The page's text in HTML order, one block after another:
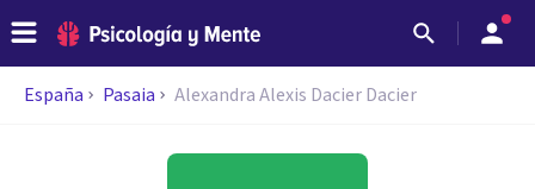
España Pasaia Alexandra Alexis Dacier Dacier